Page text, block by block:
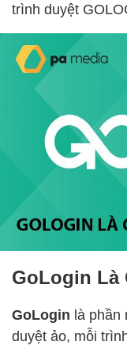
trình duyệt
GoLogin Là
GoLogin là phần
duyệt ảo, mỗi